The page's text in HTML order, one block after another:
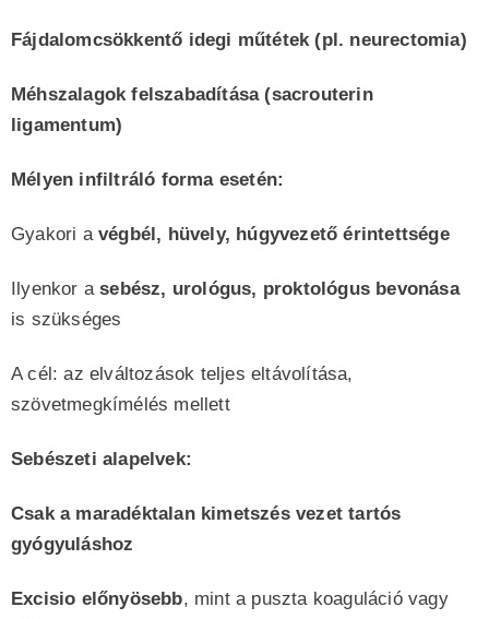
Fájdalomcsökkentő idegi műtétek (pl. neurectomia)
Méhszalagok felszabadítása (sacrouterin
ligamentum)
Mélyen infiltráló forma esetén:
Gyakori a végbél, hüvely, húgyvezető érintettsége
Ilyenkor asebész, urológus, proktológus bevonása
is szükséges
A cél: az elváltozások teljes eltávolítása,
szövetmegkímélés mellett
Sebészeti alapelvek:
Csak a maradéktalan kimetszés vezet tartós
gyógyuláshoz
Excisio előnyösebb, mint a puszta koaguláció vagy